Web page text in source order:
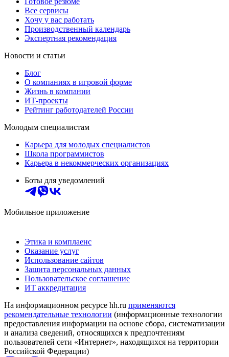
Все сервисы
Хочу у вас работать
Производственный календарь
Экспертная рекомендация
Новости и статьи
Блог
О компаниях в игровой форме
Жизнь в компании
ИТ-проекты
Рейтинг работодателей России
Молодым специалистам
Карьера для молодых специалистов
Школа программистов
Карьера в некоммерческих организациях
Боты для уведомлений
Мобильное приложение
Этика и комплаенс
Оказание услуг
Использование сайтов
Защита персональных данных
Пользовательское соглашение
ИТ аккредитация
На информационном ресурсе hh.ru применяются
рекомендательные технологии (информационные технологии
предоставления информации на основе сбора, систематизации
и анализа сведений, относящихся к предпочтениям
пользователей сети «Интернет», находящихся на территории
Российской Федерации)